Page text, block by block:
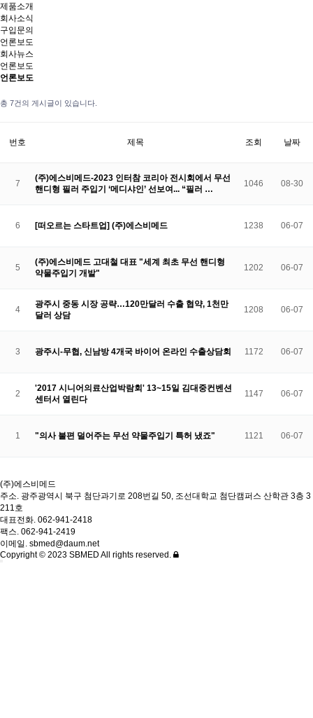
제품소개
회사소식
구입문의
언론보도
회사뉴스
언론보도
언론보도
총 7건의 게시글이 있습니다.
번호 제목 조회 날짜
7
(주)에스비메드-2023 인터참 코리아 전시회에서 무선
핸디형 필러 주입기 ‘메디샤인’ 선보여... “필러 …
1046 08-30
6 [떠오르는 스타트업] (주)에스비메드 1238 06-07
5
(주)에스비메드 고대철 대표 "세계 최초 무선 핸디형
약물주입기 개발"
1202 06-07
4
광주시 중동 시장 공략…120만달러 수출 협약, 1천만
달러 상담
1208 06-07
3 광주시-무협, 신남방 4개국 바이어 온라인 수출상담회 1172 06-07
2
'2017 시니어의료산업박람회' 13~15일 김대중컨벤션
센터서 열린다
1147 06-07
1 "의사 불편 덜어주는 무선 약물주입기 특허 냈죠" 1121 06-07
(주)에스비메드
주소. 광주광역시 북구 첨단과기로 208번길 50, 조선대학교 첨단캠퍼스 산학관 3층 3
211호
대표전화. 062-941-2418
팩스. 062-941-2419
이메일. sbmed@daum.net
Copyright © 2023 SBMED All rights reserved.